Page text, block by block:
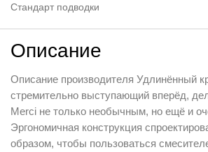
Стандарт подводки
Описание
Описание производителя Удлинённый
стремительно выступающий вперёд,
Merci не только необычным, но ещё и
Эргономичная конструкция
образом, чтобы пользоваться